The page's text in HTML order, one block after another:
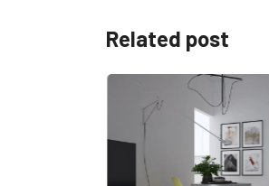
Related post